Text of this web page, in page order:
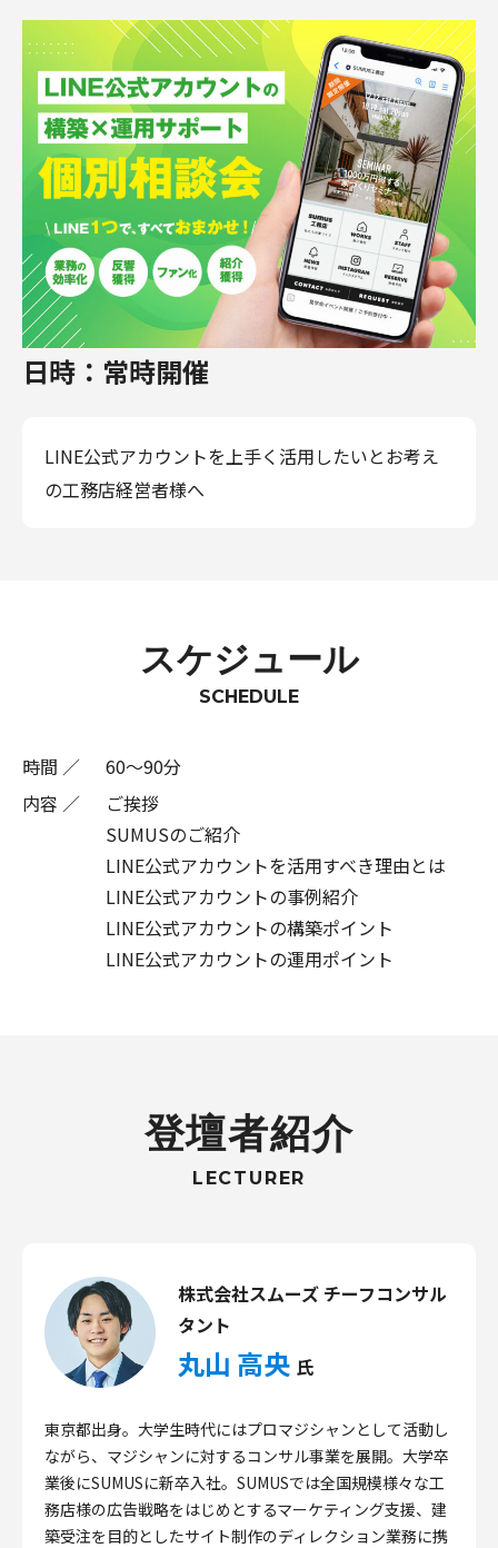
日時： 常時開催
LINE公式アカウントを上手く活用したいとお考え
の工務店経営者様へ
スケジュール
SCHEDULE
時間
60～90分
内容
ご挨拶
SUMUSのご紹介
LINE公式アカウントを活用すべき理由とは
LINE公式アカウントの事例紹介
LINE公式アカウントの構築ポイント
LINE公式アカウントの運用ポイント
登壇者紹介
LECTURER
株式会社スムーズ チーフコンサル
タント
丸山 高央 氏
東京都出身。大学生時代にはプロマジシャンとして活動し
ながら、マジシャンに対するコンサル事業を展開。大学卒
業後にSUMUSに新卒入社。SUMUSでは全国規模様々な工
務店様の広告戦略をはじめとするマーケティング支援、建
築受注を目的としたサイト制作のディレクション業務に携